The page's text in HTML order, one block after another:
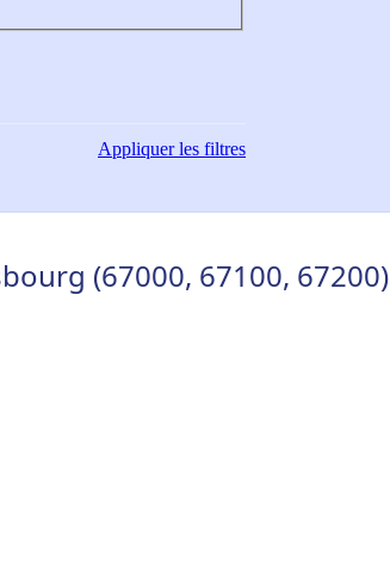
Appliquerles filtres
(67000, 67100, 67200)